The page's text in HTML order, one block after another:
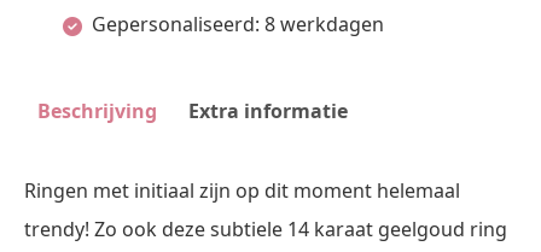
Names4everGepersonaliseerd: 8 werkdagen
Beschrijving Extra informatie
Ringen met initiaal zijn op dit moment helemaal
trendy! Zo ook deze subtiele 14 karaat geelgoud ring